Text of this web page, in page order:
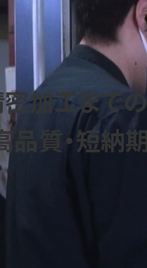
加工まで
品質・短納
た設備を強みに、世界基準
鋳造から精密加工までの一
納期を実現しています。共同
実に向き合いながら、金属